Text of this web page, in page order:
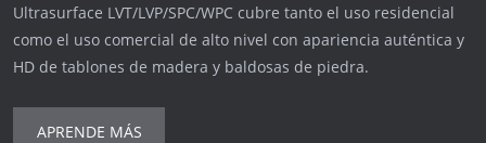
Ultrasurface LVT/LVP/SPC/WPC cubre tanto el uso residencial
como el uso comercial de alto nivel con apariencia auténtica y
HD de tablones de madera y baldosas de piedra.
APRENDE MÁS